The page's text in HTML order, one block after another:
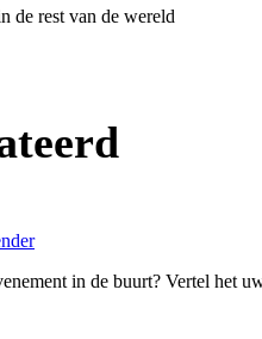
de rest van de wereld
in de buurt? Vertel het